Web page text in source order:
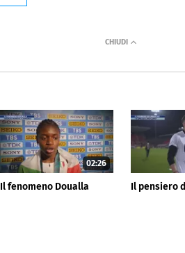
02:26
Il fenomeno Doualla Il pensiero